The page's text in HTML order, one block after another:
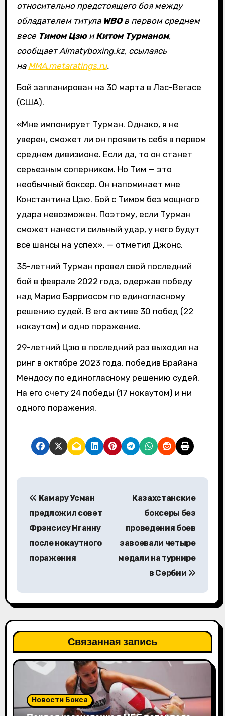
относительно предстоящего боя между
обладателем титула WBOв первом среднем
весе Тимом ЦзюиКитом Турманом,
сообщает Almatyboxing.kz, ссылаясь
на MMA.metaratings.ru.
Бой запланирован на 30 марта в Лас-Вегасе
(США).
«Мне импонирует Турман. Однако, я не
уверен, сможет ли он проявить себя в первом
среднем дивизионе. Если да, то он станет
серьезным соперником. Но Тим — это
необычный боксер. Он напоминает мне
Константина Цзю. Бой с Тимом без мощного
удара невозможен. Поэтому, если Турман
сможет нанести сильный удар, у него будут
все шансы на успех», — отметил Джонс.
35-летний Турман провел свой последний
бой в феврале 2022 года, одержав победу
над Марио Барриосом по единогласному
решению судей. В его активе 30 побед (22
нокаутом) и одно поражение.
29-летний Цзю в последний раз выходил на
ринг в октябре 2023 года, победив Брайана
Мендосу по единогласному решению судей.
На его счету 24 победы (17 нокаутом) и ни
одного поражения.
Н
а
ц
и
я
Камару Усман
предложил совет
Фрэнсису Нганну
после нокаутного
поражения
Казахстанские
боксеры без
проведения боев
завоевали четыре
медали на турнире
в Сербии
Связанная запись
Новости Бокса